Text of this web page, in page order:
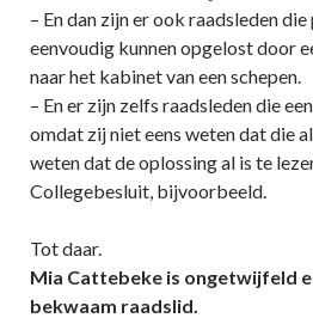
– En dan zijn er ook raadsleden
eenvoudig kunnen opgelost door
naar het kabinet van een schepen.
– En er zijn zelfs raadsleden die
omdat zij niet eens weten dat die
weten dat de oplossing al is te
Collegebesluit, bijvoorbeeld.
Tot daar.
Mia Cattebeke is ongetwijfeld
bekwaam raadslid.